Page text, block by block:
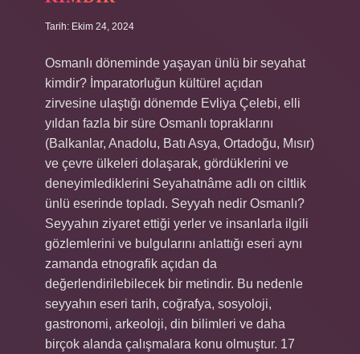
Tarih: Ekim 24, 2024
Osmanlı döneminde yaşayan ünlü bir seyahat
kimdir? İmparatorluğun kültürel açıdan
zirvesine ulaştığı dönemde Evliya Çelebi, elli
yıldan fazla bir süre Osmanlı topraklarını
(Balkanlar, Anadolu, Batı Asya, Ortadoğu, Mısır)
ve çevre ülkeleri dolaşarak, gördüklerini ve
deneyimlediklerini Seyahatnâme adlı on ciltlik
ünlü eserinde topladı. Seyyah nedir Osmanlı?
Seyyahın ziyaret ettiği yerler ve insanlarla ilgili
gözlemlerini ve bulgularını anlattığı eseri aynı
zamanda etnografik açıdan da
değerlendirilebilecek bir metindir. Bu nedenle
seyyahın eseri tarih, coğrafya, sosyoloji,
gastronomi, arkeoloji, din bilimleri ve daha
birçok alanda çalışmalara konu olmuştur. 17